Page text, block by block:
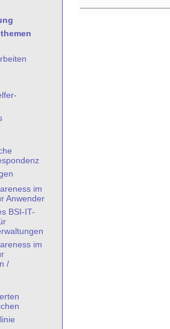
im
Anwender
BSI-IT-
im
/